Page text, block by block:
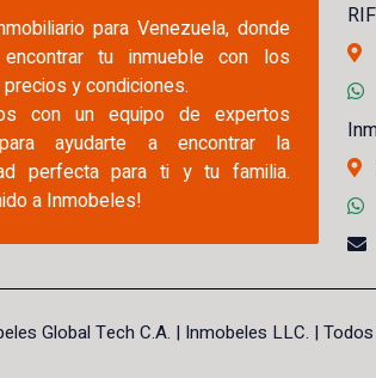
para Venezuela, donde
tu inmueble con los
y condiciones.
con un equipo de expertos
ayudarte a encontrar la
perfecta para ti y tu familia.
a Inmobeles!
Global Tech C.A. | Inmobeles LLC. |